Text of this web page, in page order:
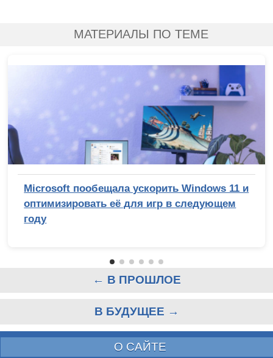
МАТЕРИАЛЫ ПО ТЕМЕ
Microsoft пообещала ускорить Windows 11 и
оптимизировать её для игр в следующем
году
← В ПРОШЛОЕ
В БУДУЩЕЕ →
О САЙТЕ